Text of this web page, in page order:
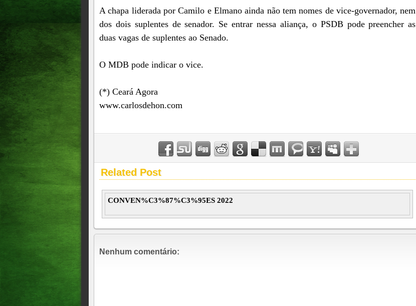
A chapa liderada por Camilo e Elmano ainda não tem nomes de vice-governador, nem
dos dois suplentes de senador. Se entrar nessa aliança, o PSDB pode preencher as
duas vagas de suplentes ao Senado.
O MDB pode indicar o vice.
(*) Ceará Agora
www.carlosdehon.com
Related Post
CONVEN%C3%87%C3%95ES 2022
Nenhum comentário: